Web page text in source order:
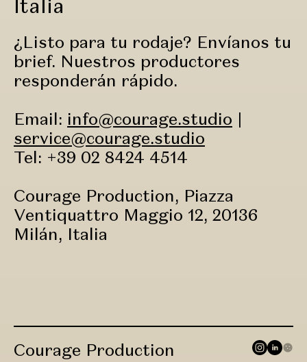
Italia
¿Listo para tu rodaje? Envíanos tu
brief. Nuestros productores
responderán rápido.
Email: info@courage.studio |
service@courage.studio
Tel: +39 02 8424 4514
Courage Production, Piazza
Ventiquattro Maggio 12, 20136
Milán, Italia
Courage Production